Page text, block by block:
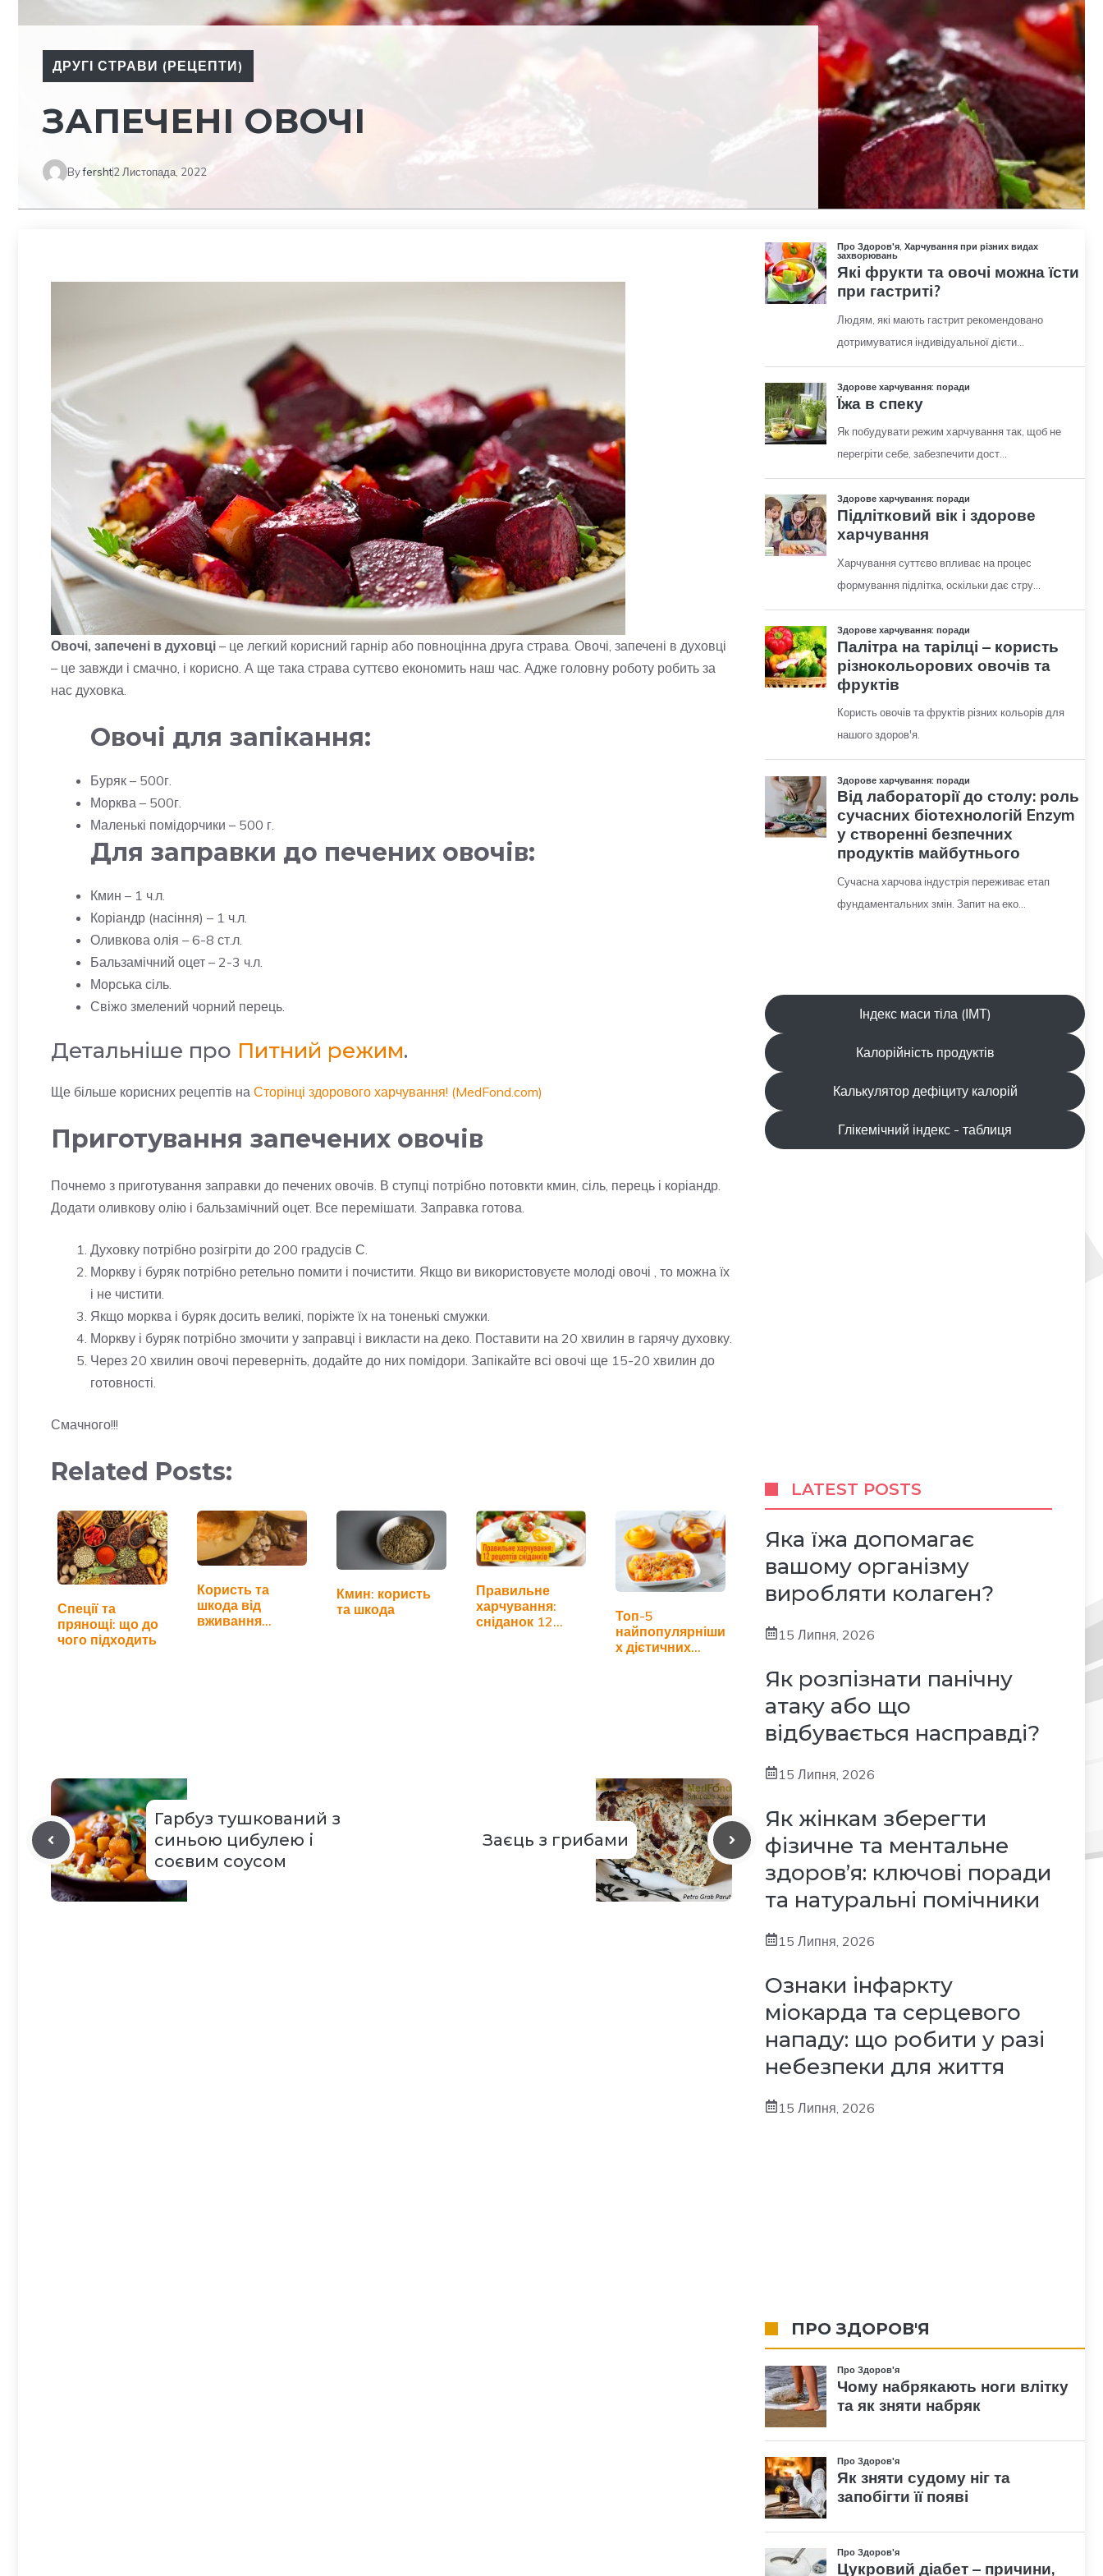
ДРУГІ СТРАВИ (РЕЦЕПТИ)
ЗАПЕЧЕНІ ОВОЧІ
Byfersht2 Листопада, 2022
Овочі, запечені в духовці – це легкий корисний гарнір або повноцінна друга страва. Овочі, запечені в духовці
– це завжди і смачно, і корисно. А ще така страва суттєво економить наш час. Адже головну роботу робить за
нас духовка.
Овочі для запікання:
Буряк – 500г.
Морква – 500г.
Маленькі помідорчики – 500 г.
Для заправки до печених овочів:
Кмин – 1 ч.л.
Коріандр (насіння) – 1 ч.л.
Оливкова олія – 6-8 ст.л.
Бальзамічний оцет – 2-3 ч.л.
Морська сіль.
Свіжо змелений чорний перець.
Детальніше про Питний режим.
Ще більше корисних рецептів на Сторінці здорового харчування! (MedFond.com)
Приготування запечених овочів
Почнемо з приготування заправки до печених овочів. В ступці потрібно потовкти кмин, сіль, перець і коріандр.
Додати оливкову олію і бальзамічний оцет. Все перемішати. Заправка готова.
Духовку потрібно розігріти до 200 градусів С.
Моркву і буряк потрібно ретельно помити і почистити. Якщо ви використовуєте молоді овочі , то можна їх
і не чистити.
Якщо морква і буряк досить великі, поріжте їх на тоненькі смужки.
Моркву і буряк потрібно змочити у заправці і викласти на деко. Поставити на 20 хвилин в гарячу духовку.
Через 20 хвилин овочі переверніть, додайте до них помідори. Запікайте всі овочі ще 15-20 хвилин до
готовності.
Смачного!!!
Related Posts:
Спеції та
прянощі: що до
чого підходить
Користь та
шкода від
вживання
Кмин: користь
та шкода
Правильне
харчування:
сніданок 12
Топ-5
найпопулярніши
х дієтичних
Гарбуз тушкований з
синьою цибулею і
соєвим соусом
Заєць з грибами
Індекс маси тіла (ІМТ)
Калорійність продуктів
Калькулятор дефіциту калорій
Глікемічний індекс - таблиця
LATEST POSTS
Яка їжа допомагає
вашому організму
виробляти колаген?
15 Липня, 2026
Як розпізнати панічну
атаку або що
відбувається насправді?
15 Липня, 2026
Як жінкам зберегти
фізичне та ментальне
здоров’я: ключові поради
та натуральні помічники
15 Липня, 2026
Ознаки інфаркту
міокарда та серцевого
нападу: що робити у разі
небезпеки для життя
15 Липня, 2026
ПРО ЗДОРОВ'Я